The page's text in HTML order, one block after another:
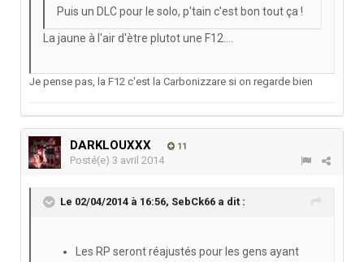
Puis un DLC pour le solo, p'tain c'est bon tout ça !
La jaune à l'air d'ètre plutot une F12....
Je pense pas, la F12 c'est la Carbonizzare si on regarde bien
DARKLOUXXX 11
Posté(e) 3 avril 2014
Le 02/04/2014 à 16:56, SebCk66 a dit :
Les RP seront réajustés pour les gens ayant